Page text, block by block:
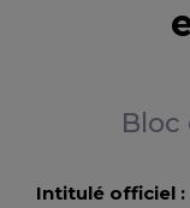
Intitulé officiel :